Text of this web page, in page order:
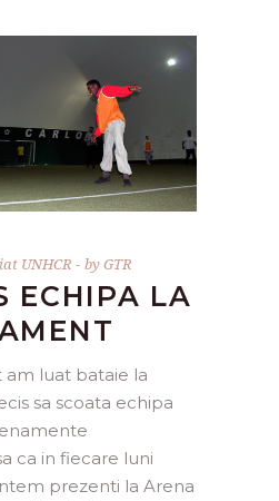
UNHCR byGTR
ECHIPA LA
luat bataie la
sa scoata echipa
ca in fiecare luni
prezenti la Arena